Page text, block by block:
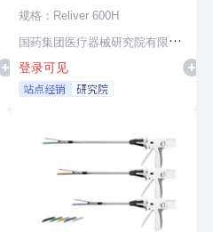
规格：Reliver 600H
国药集团医疗器械研究院有限公
司
登录可见
站点经销 研究院